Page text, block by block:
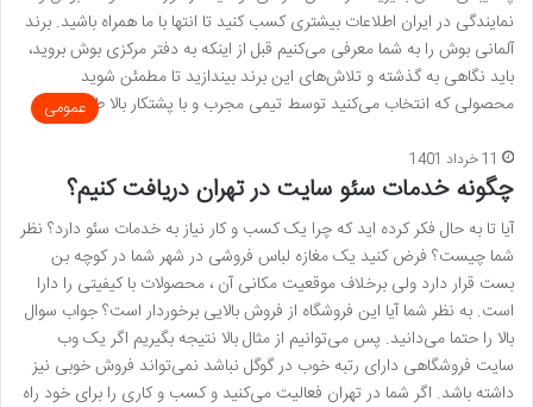
نمایندگی در ایران اطلاعات بیشتری کسب کنید تا انتها با ما همراه باشید. برند
آلمانی بوش را به شما معرفی می‌کنیم قبل از اینکه به دفتر مرکزی بوش بروید،
باید نگاهی به گذشته و تلاش‌های این برند بیندازید تا مطمئن شوید
محصولی که انتخاب می‌کنید توسط تیمی مجرب و با پشتکار بالا طراحی و …
عمومی
11 خرداد 1401
چگونه خدمات سئو سایت در تهران دریافت کنیم؟
آیا تا به حال فکر کرده اید که چرا یک کسب و کار نیاز به خدمات سئو دارد؟ نظر
شما چیست؟ فرض کنید یک مغازه لباس فروشی در شهر شما در کوچه بن
بست قرار دارد ولی برخلاف موقعیت مکانی آن ، محصولات با کیفیتی را دارا
است. به نظر شما آیا این فروشگاه از فروش بالایی برخوردار است؟ جواب سوال
بالا را حتما می‌دانید. پس می‌توانیم از مثال بالا نتیجه بگیریم اگر یک وب
سایت فروشگاهی دارای رتبه خوب در گوگل نباشد نمی‌تواند فروش خوبی نیز
داشته باشد. اگر شما در تهران فعالیت می‌کنید و کسب و کاری را برای خود راه